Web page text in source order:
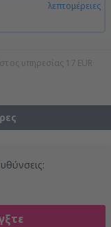
λεπτομέρειες
υπηρεσίας 17 EUR